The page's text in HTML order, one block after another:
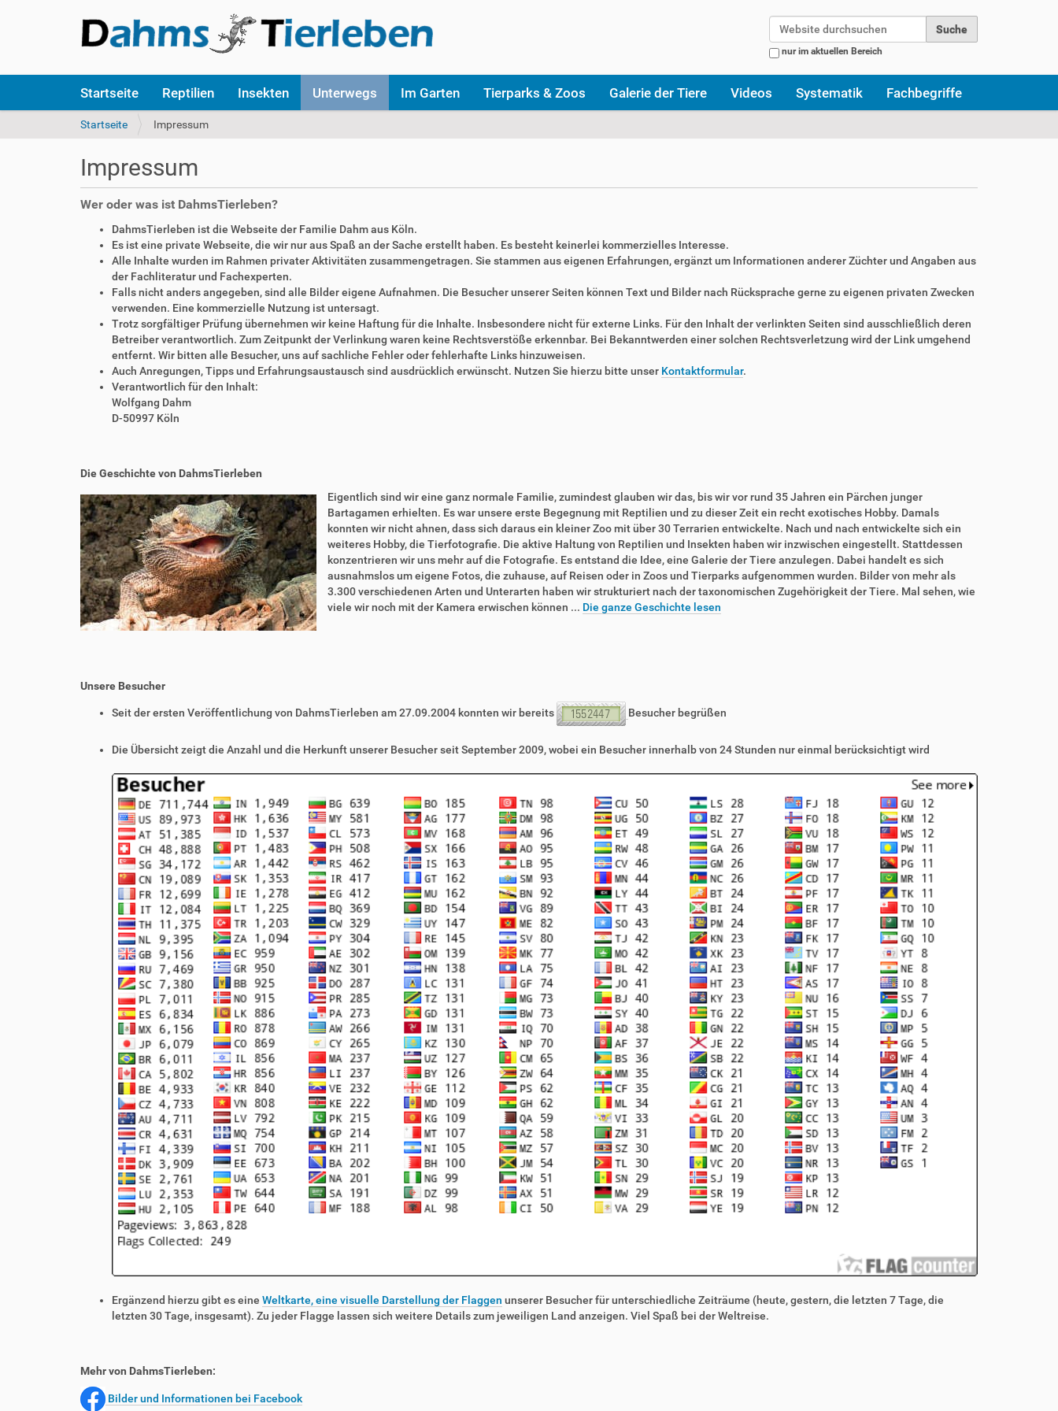
nur im aktuellen Bereich
k
Startseite Reptilien Insekten Unterwegs Im Garten Tierparks & Zoos Galerie der Tiere Videos Systematik Fachbegriffe
S
i
n
Startseite Impressum
Impressum
Wer oder was ist DahmsTierleben?
DahmsTierleben ist die Webseite der Familie Dahm aus Köln.
Es ist eine private Webseite, die wir nur aus Spaß an der Sache erstellt haben. Es besteht keinerlei kommerzielles Interesse.
Alle Inhalte wurden im Rahmen privater Aktivitäten zusammengetragen. Sie stammen aus eigenen Erfahrungen, ergänzt um Informationen anderer Züchter und Angaben aus
der Fachliteratur und Fachexperten.
Falls nicht anders angegeben, sind alle Bilder eigene Aufnahmen. Die Besucher unserer Seiten können Text und Bilder nach Rücksprache gerne zu eigenen privaten Zwecken
verwenden. Eine kommerzielle Nutzung ist untersagt.
Trotz sorgfältiger Prüfung übernehmen wir keine Haftung für die Inhalte. Insbesondere nicht für externe Links. Für den Inhalt der verlinkten Seiten sind ausschließlich deren
Betreiber verantwortlich. Zum Zeitpunkt der Verlinkung waren keine Rechtsverstöße erkennbar. Bei Bekanntwerden einer solchen Rechtsverletzung wird der Link umgehend
entfernt. Wir bitten alle Besucher, uns auf sachliche Fehler oder fehlerhafte Links hinzuweisen.
Auch Anregungen, Tipps und Erfahrungsaustausch sind ausdrücklich erwünscht. Nutzen Sie hierzu bitte unser Kontaktformular.
Verantwortlich für den Inhalt:
Wolfgang Dahm
D-50997 Köln
Die Geschichte von DahmsTierleben
Eigentlich sind wir eine ganz normale Familie, zumindest glauben wir das, bis wir vor rund 35 Jahren ein Pärchen junger
Bartagamen erhielten. Es war unsere erste Begegnung mit Reptilien und zu dieser Zeit ein recht exotisches Hobby. Damals
konnten wir nicht ahnen, dass sich daraus ein kleiner Zoo mit über 30 Terrarien entwickelte. Nach und nach entwickelte sich ein
weiteres Hobby, die Tierfotografie. Die aktive Haltung von Reptilien und Insekten haben wir inzwischen eingestellt. Stattdessen
konzentrieren wir uns mehr auf die Fotografie. Es entstand die Idee, eine Galerie der Tiere anzulegen. Dabei handelt es sich
ausnahmslos um eigene Fotos, die zuhause, auf Reisen oder in Zoos und Tierparks aufgenommen wurden. Bilder von mehr als
3.300 verschiedenen Arten und Unterarten haben wir strukturiert nach der taxonomischen Zugehörigkeit der Tiere. Mal sehen, wie
viele wir noch mit der Kamera erwischen können ... Die ganze Geschichte lesen
Unsere Besucher
Seit der ersten Veröffentlichung von DahmsTierleben am 27.09.2004 konnten wir bereits Besucher begrüßen
Die Übersicht zeigt die Anzahl und die Herkunft unserer Besucher seit September 2009, wobei ein Besucher innerhalb von 24 Stunden nur einmal berücksichtigt wird
Ergänzend hierzu gibt es eine Weltkarte, eine visuelle Darstellung der Flaggen unserer Besucher für unterschiedliche Zeiträume (heute, gestern, die letzten 7 Tage, die
letzten 30 Tage, insgesamt). Zu jeder Flagge lassen sich weitere Details zum jeweiligen Land anzeigen. Viel Spaß bei der Weltreise.
Mehr von DahmsTierleben:
Bilder und Informationen bei Facebook